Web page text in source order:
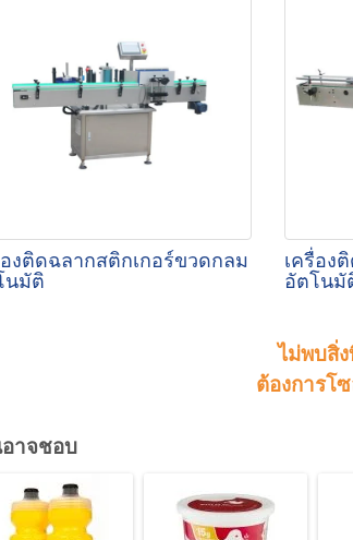
องติดฉลากสติกเกอร์ขวดกลม
นมัติ
เครื่อง
อัตโนมั
ไม่พบสิ่
ต้องการโ
าจชอบ